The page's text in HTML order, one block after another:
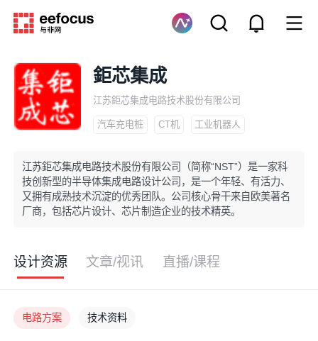
鉅芯集成
江苏鉅芯集成电路技术股份有限公司
汽车充电桩 CT机 工业机器人
江苏鉅芯集成电路技术股份有限公司（简称“NST”）是一家科
技创新型的半导体集成电路设计公司，是一个年轻、有活力、
又拥有成熟技术沉淀的优秀团队。公司核心骨干来自欧美著名
厂商，包括芯片设计、芯片制造企业的技术精英。
设计资源 文章/视讯 直播/课程
电路方案 技术资料